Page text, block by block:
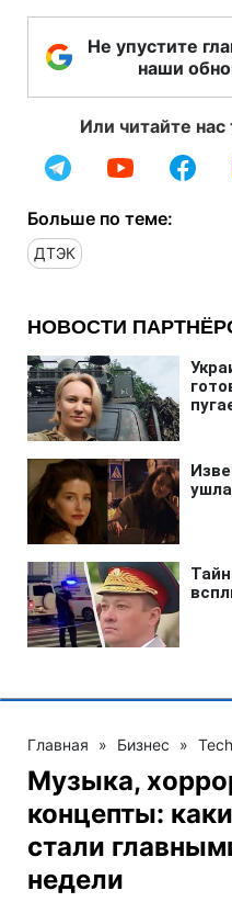
Не упустите
наши
Или читайте нас
Больше по теме:
ДТЭК
Главная » Бизнес » Tech
Музыка,
концепты:
стали
недели